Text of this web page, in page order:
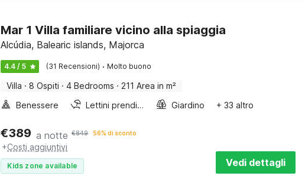
Mar 1 Villa familiare vicino alla spiaggia
Alcúdia, Balearic islands, Majorca
4.4 / 5 (31 Recensioni) · Molto buono
Villa · 8 Ospiti · 4 Bedrooms · 211 Area in m²
Benessere
Lettini prendisole Giardino + 33 altro
€389 a notte €849 56% di sconto
+Costi aggiuntivi
Kids zone available Vedi dettagli